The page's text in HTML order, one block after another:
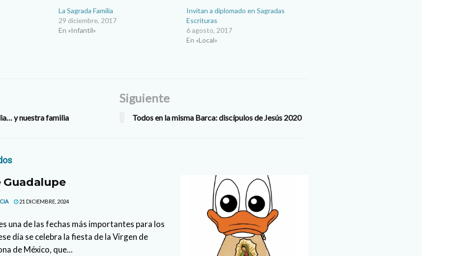
La Sagrada Familia
29 diciembre, 2017
En «Infantil»
Invitan a diplomado en Sagradas
Escrituras
6 agosto, 2017
En «Local»
y nuestra familia
Siguiente
Todos en la misma Barca: discípulos de Jesús 2020
Guadalupe
21 DICIEMBRE, 2024
una de las fechas más importantes para los
día se celebra la fiesta de la Virgen de
de México, que...